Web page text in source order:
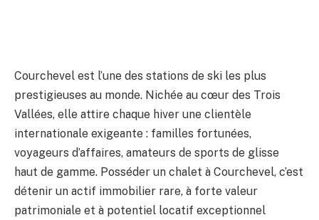
Courchevel est l’une des stations de ski les plus
prestigieuses au monde. Nichée au cœur des Trois
Vallées, elle attire chaque hiver une clientèle
internationale exigeante : familles fortunées,
voyageurs d’affaires, amateurs de sports de glisse
haut de gamme. Posséder un chalet à Courchevel, c’est
détenir un actif immobilier rare, à forte valeur
patrimoniale et à potentiel locatif exceptionnel